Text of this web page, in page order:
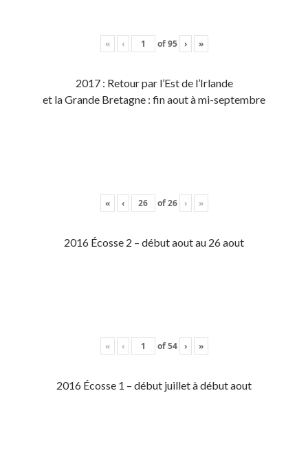
« ‹ of95 › »
2017 : Retour par l’Est de l’Irlande
et la Grande Bretagne : fin aout à mi-septembre
« ‹ of26 › »
2016 Écosse 2 – début aout au 26 aout
« ‹ of54 › »
2016 Écosse 1 – début juillet à début aout